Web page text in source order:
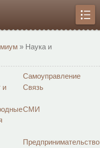
» Наука и
Самоуправление
и
Связь
СМИ
Предпринимательство